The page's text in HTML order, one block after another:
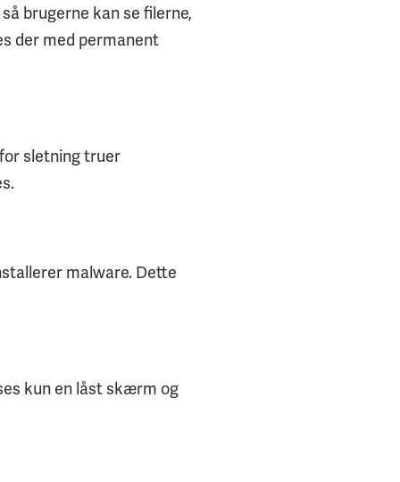
brugerne kan se filerne,
der med permanent
sletning truer
malware. Dette
kun en låst skærm og